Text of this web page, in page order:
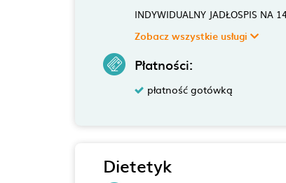
INDYWIDUALNY JADŁOSPIS NA
Zobacz wszystkie usługi
Płatności:
płatność gotówką
Dietetyk